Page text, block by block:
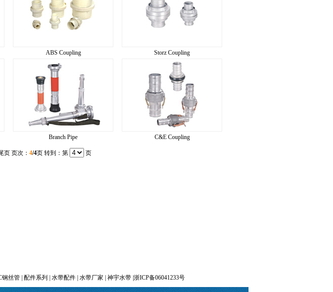
ABS Coupling Storz Coupling
Branch Pipe C&E Coupling
页 页次： 4/4页 转到：第 页
钢丝管 | 配件系列 | 水带配件 | 水带厂家 | 神宇水带 |浙ICP备06041233号